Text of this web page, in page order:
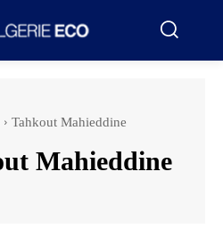
Tahkout Mahieddine
Mahieddine